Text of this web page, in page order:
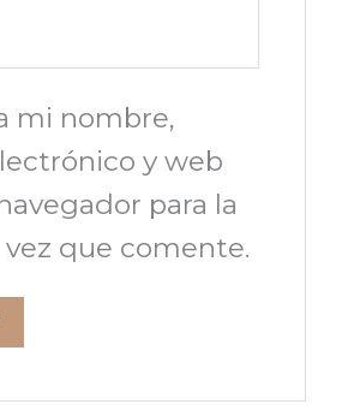
mi nombre,
y web
para la
que comente.